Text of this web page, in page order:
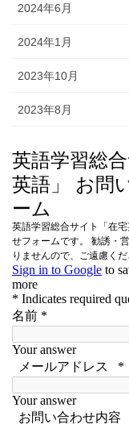
2024年6月
2024年1月
2023年10月
2023年8月